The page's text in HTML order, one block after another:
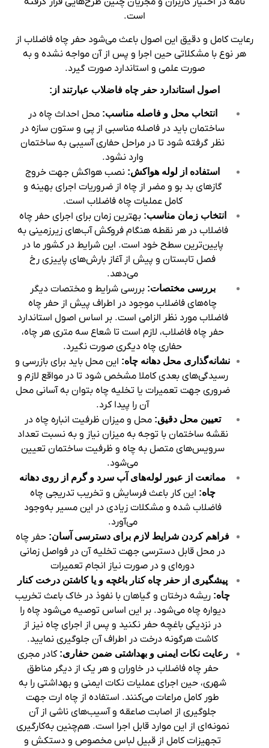
است.
رعایت کامل و دقیق این اصول باعث می‌شود حفر چاه فاضلاب از
هر نوع با مشکلاتی حین اجرا و پس از آن مواجه نشده و به
صورت علمی و استاندارد صورت گیرد.
اصول استاندارد حفر چاه فاضلاب عبارتند از:
انتخاب محل و فاصله مناسب: محل احداث چاه در
ساختمان باید در فاصله مناسبی از پی و ستون‌ سازه در
نظر گرفته شود تا در مراحل حفاری آسیبی به ساختمان
وارد نشود.
استفاده از لوله هواکش: نصب هواکش جهت خروج
گازهای بد بو و مضر از چاه از ضروریات اجرای بهینه و
کامل عملیات چاه فاضلاب است.
انتخاب زمان مناسب: بهترین زمان برای اجرای حفر چاه
فاضلاب در هر نقطه هنگام فروکش آب‌های زیرزمینی به
پایین‌ترین سطح خود است. این شرایط در کشور ما در
فصل تابستان و پیش از آغاز بارش‌های پاییزی رخ
می‌دهد.
بررسی مختصات: بررسی شرایط و مختصات دیگر
چاه‌های فاضلاب موجود در اطراف پیش از حفر چاه
فاضلاب مورد نظر الزامی است. بر اساس اصول استاندارد
حفر چاه فاضلاب، لازم است تا شعاع سه متری هر چاه،
حفاری چاه دیگری صورت نگیرد.
نشانه‌گذاری محل دهانه چاه: این محل باید برای بازرسی و
رسیدگی‌های بعدی کاملا مشخص شود تا در مواقع لازم و
ضروری جهت تعمیرات یا تخلیه چاه بتوان به آسانی محل
آن را پیدا کرد.
تعیین محل دقیق: محل و میزان ظرفیت انباره چاه در
نقشه ساختمان با توجه به میزان نیاز و به نسبت تعداد
سرویس‌های متصل به چاه و ظرفیت ساختمان تعیین
می‌شود.
ممانعت از عبور لوله‌های آب سرد و گرم از روی دهانه
چاه: این کار باعث فرسایش و تخریب تدریجی چاه
فاضلاب شده و مشکلات زیادی در این مسیر به‌وجود
می‌آورد.
فراهم کردن شرایط لازم برای دسترسی آسان: حفر چاه
در محل قابل دسترسی جهت تخلیه آن در فواصل زمانی
دوره‌ای و در صورت نیاز انجام تعمیرات
پیشگیری از حفر چاه کنار باغچه و یا کاشتن درخت کنار
چاه: ریشه درختان و گیاهان با نفوذ در خاک باعث تخریب
دیواره چاه می‌شود. بر این اساس توصیه می‌شود چاه را
در نزدیکی باغچه حفر نکنید و پس از اجرای چاه نیز از
کاشت هرگونه درخت در اطراف آن جلوگیری نمایید.
رعایت نکات ایمنی و بهداشتی ضمن حفاری: کادر مجری
حفر چاه فاضلاب در خاوران و هر یک از دیگر مناطق
شهری، حین اجرای عملیات نکات ایمنی و بهداشتی را به
طور کامل مراعات می‌کنند. استفاده از چاه ارت جهت
جلوگیری از اصابت صاعقه و آسیب‌های ناشی از آن
نمونه‌‌ای از این موارد قابل اجرا است. هم‌چنین به‌کارگیری
تجهیزات کامل از قبیل لباس مخصوص و دستکش و